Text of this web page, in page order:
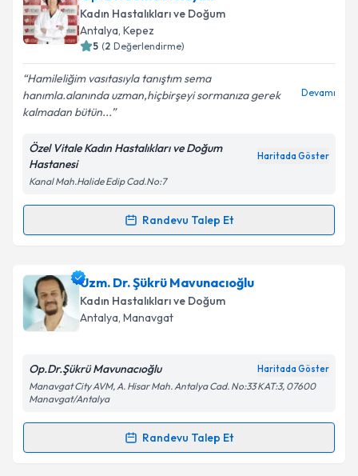
talebi oluşturun. Size bu uzmandan randevu almanız
için bir takvim hazırlandığında e-posta ile
bilgilendireceğiz.
E-posta Adresiniz
Kişisel verilerimin işlenmesine ilişkin
Aydınlatma
Metni
kapsamda işlenmesini kabul ediyorum.
Takvim Talebini Gönder
Kadın Hastalıkları ve Doğum
Antalya, Kepez
5 (2 Değerlendirme)
Hamileliğim vasıtasıyla tanıştım sema
hanımla.alanında uzman,hiçbirşeyi sormanıza gerek
kalmadan bütün...
Devamı
Özel Vitale Kadın Hastalıkları ve Doğum
Hastanesi
Haritada Göster
Kanal Mah.Halide Edip Cad.No:7
Randevu Talep Et
Randevu Takvimi Talebi
Op. Dr. Sema Mülayimiçin randevu takvimi talebi
oluşturun. Size bu uzmandan randevu almanız için bir
takvim hazırlandığında e-posta ile bilgilendireceğiz.
Kişisel verilerimin işlenmesine ilişkinAydınlatma
'ni okudum ve kişisel verilerimin belirtilen
kapsamda işlenmesini kabul ediyorum.
Uzm. Dr. Şükrü Mavunacıoğlu
Kadın Hastalıkları ve Doğum
Antalya, Manavgat
Op.Dr.Şükrü Mavunacıoğlu Haritada Göster
Manavgat City AVM, A. Hisar Mah. Antalya Cad. No:33 KAT:3, 07600
Manavgat/Antalya
Randevu Talep Et
Randevu Takvimi Talebi